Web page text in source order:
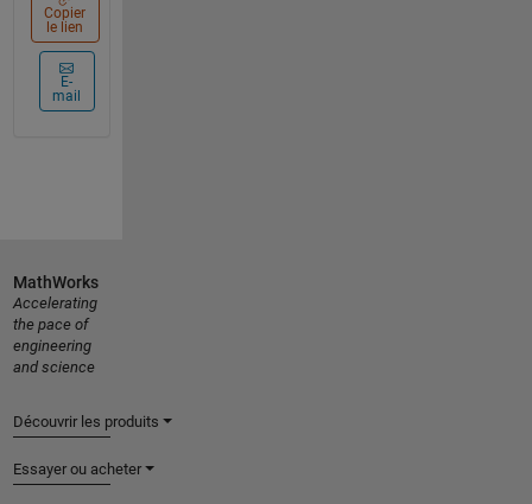
Copier
le lien
E-
mail
MathWorks
Accelerating
the pace of
engineering
and science
Découvrir les produits
Essayer ou acheter